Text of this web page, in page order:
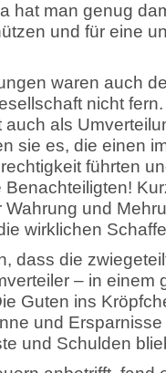
hat man genug
und für eine
waren auch
nicht
auch als
sie es, die einen
führten
Benachteiligten!
Wahrung und
wirklichen
dass die
– in einem
Guten ins
und
und Schulden